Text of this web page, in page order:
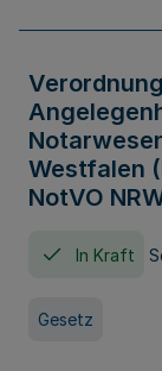
Westfalen
NotVO
In Kraft
Gesetz